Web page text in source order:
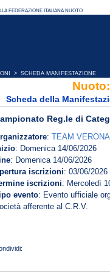
> SCHEDA MANIFESTAZIONE
Scheda della
Reg.le di
: TEAM
: Domenica 14/06/2026
: Domenica 14/06/2026
iscrizioni: 03/06/2026
iscrizioni: Mercoledì
evento: Evento ufficiale
afferente al C.R.V.
Le iscrizioni saranno
partire da mercoledì 03 giugno
Si raccomanda ai Tecnici
previsti; ricordiamo che a
categorie Ragazzi, Juniores,